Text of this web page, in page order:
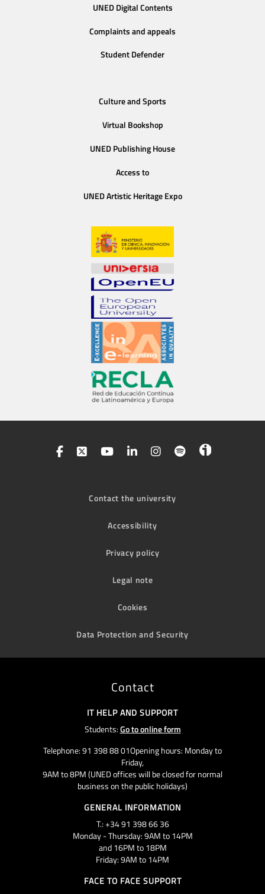
UNED Digital Contents
Complaints and appeals
Student Defender
Culture and Sports
Virtual Bookshop
UNED Publishing House
Access to
UNED Artistic Heritage Expo
Contact the university
Accessibility
Privacy policy
Legal note
Cookies
Data Protection and Security
Contact
IT HELP AND SUPPORT
Students:Go to online form
Telephone: 91 398 88 01Opening hours: Monday to
Friday,
9AM to 8PM (UNED offices will be closed for normal
business on the public holidays)
GENERAL INFORMATION
T.: +34 91 398 66 36
Monday - Thursday: 9AM to 14PM
and 16PM to 18PM
Friday: 9AM to 14PM
FACE TO FACE SUPPORT